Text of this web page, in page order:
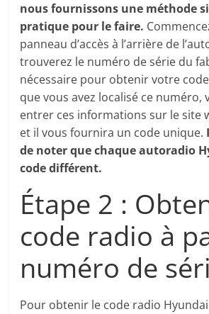
nous fournissons une méthode
pratique pour le faire.
panneau d’accès à l’arrière de
trouverez le numéro de série du
nécessaire pour obtenir votre
que vous avez localisé ce numéro,
entrer ces informations sur le site
et il vous fournira un code unique.
de noter que chaque autoradio
code différent.
Étape 2 :
code radio à
numéro de
Pour obtenir le code radio